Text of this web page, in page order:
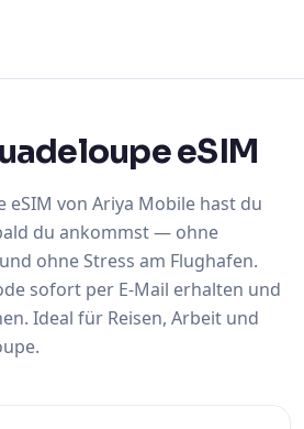
eSIM
eSIM von Ariya Mobile hast du
du ankommst — ohne
ohne Stress am Flughafen.
sofort per E-Mail erhalten und
Ideal für Reisen, Arbeit und